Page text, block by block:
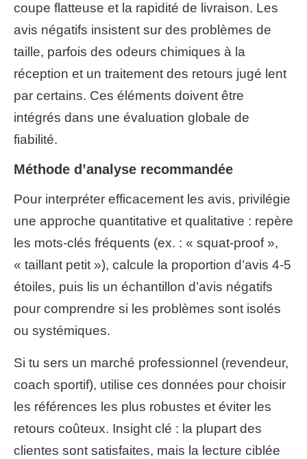
coupe flatteuse et la rapidité de livraison. Les
avis négatifs insistent sur des problèmes de
taille, parfois des odeurs chimiques à la
réception et un traitement des retours jugé lent
par certains. Ces éléments doivent être
intégrés dans une évaluation globale de
fiabilité.
Méthode d’analyse recommandée
Pour interpréter efficacement les avis, privilégie
une approche quantitative et qualitative : repère
les mots-clés fréquents (ex. : « squat-proof »,
« taillant petit »), calcule la proportion d’avis 4-5
étoiles, puis lis un échantillon d’avis négatifs
pour comprendre si les problèmes sont isolés
ou systémiques.
Si tu sers un marché professionnel (revendeur,
coach sportif), utilise ces données pour choisir
les références les plus robustes et éviter les
retours coûteux. Insight clé : la plupart des
clientes sont satisfaites, mais la lecture ciblée